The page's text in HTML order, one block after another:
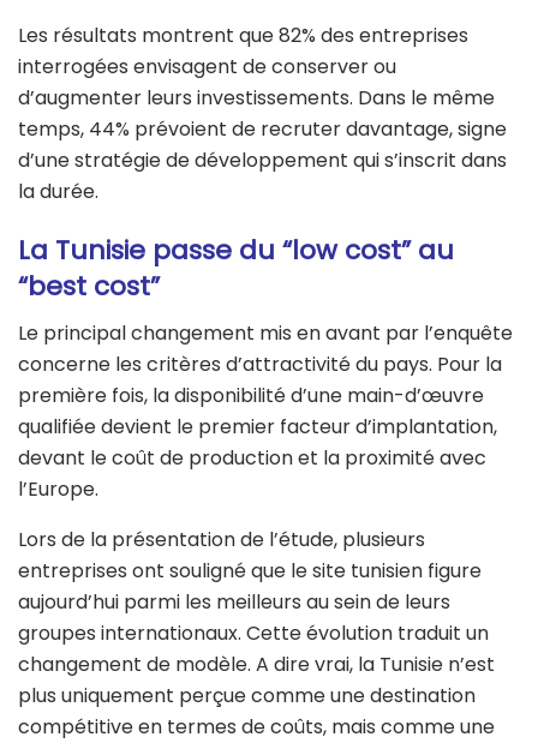
Les résultats montrent que 82% des entreprises
interrogées envisagent de conserver ou
d’augmenter leurs investissements. Dans le même
temps, 44% prévoient de recruter davantage, signe
d’une stratégie de développement qui s’inscrit dans
la durée.
La Tunisie passe du “low cost” au
“best cost”
Le principal changement mis en avant par l’enquête
concerne les critères d’attractivité du pays. Pour la
première fois, la disponibilité d’une main-d’œuvre
qualifiée devient le premier facteur d’implantation,
devant le coût de production et la proximité avec
l’Europe.
Lors de la présentation de l’étude, plusieurs
entreprises ont souligné que le site tunisien figure
aujourd’hui parmi les meilleurs au sein de leurs
groupes internationaux. Cette évolution traduit un
changement de modèle. A dire vrai, la Tunisie n’est
plus uniquement perçue comme une destination
compétitive en termes de coûts, mais comme une